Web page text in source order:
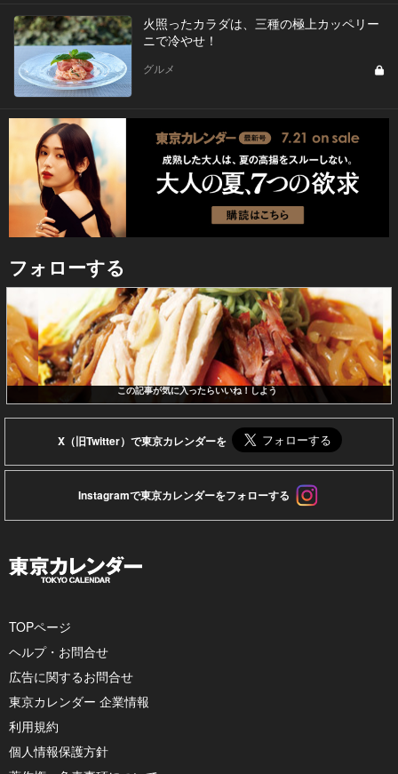
火照ったカラダは、三種の極上カッペリー
ニで冷やせ！
グルメ
フォローする
この記事が気に入ったらいいね！しよう
X（旧Twitter）で東京カレンダーを
Instagramで東京カレンダーをフォローする
TOPページ
ヘルプ・お問合せ
広告に関するお問合せ
東京カレンダー 企業情報
利用規約
個人情報保護方針